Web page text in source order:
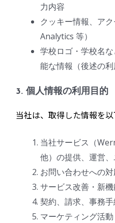
力内容
クッキー情報、ア
Analytics 等）
学校ロゴ・学校名
能な情報（後述の利
3. 個人情報の利用目的
当社は、取得した情報を以
当社サービス（
他）の提供、運営
お問い合わせへの
サービス改善・新
契約、請求、事務
マーケティング活